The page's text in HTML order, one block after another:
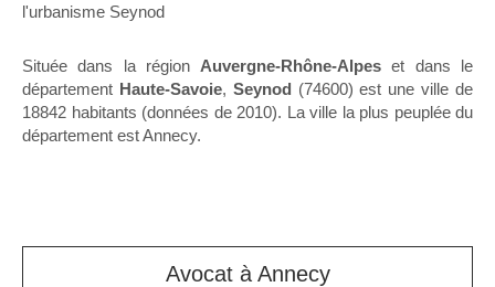
l'urbanisme Seynod
Située dans la région Auvergne-Rhône-Alpes et dans le
département Haute-Savoie, Seynod (74600) est une ville de
18842 habitants (données de 2010). La ville la plus peuplée du
département est Annecy.
Avocat à Annecy